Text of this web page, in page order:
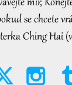
71 and
mír,
se chcete
Ching Hai